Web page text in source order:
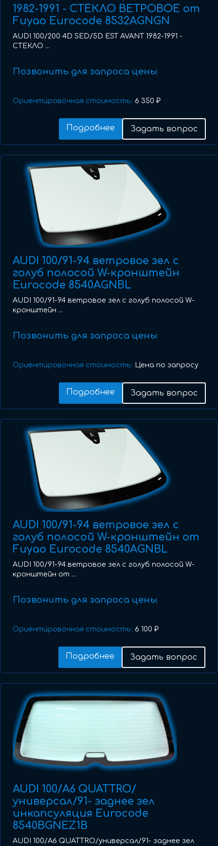
1982-1991 - СТЕКЛО ВЕТРОВОЕ от
Fuyao Eurocode 8532AGNGN
AUDI 100/200 4D SED/5D EST AVANT 1982-1991 -
СТЕКЛО ...
Позвонить для запроса цены
Ориентировочная стоимость: 6 350 ₽
Подробнее Задать вопрос
AUDI 100/91-94 ветровое зел с
голуб полосой W-кронштейн
Eurocode 8540AGNBL
AUDI 100/91-94 ветровое зел с голуб полосой W-
кронштейн ...
Позвонить для запроса цены
Ориентировочная стоимость: Цена по запросу
Подробнее Задать вопрос
AUDI 100/91-94 ветровое зел с
голуб полосой W-кронштейн от
Fuyao Eurocode 8540AGNBL
AUDI 100/91-94 ветровое зел с голуб полосой W-
кронштейн от ...
Позвонить для запроса цены
Ориентировочная стоимость: 6 100 ₽
Подробнее Задать вопрос
AUDI 100/A6 QUATTRO/
универсал/91- заднее зел
инкапсуляция Eurocode
8540BGNEZ1B
AUDI 100/A6 QUATTRO/универсал/91- заднее зел